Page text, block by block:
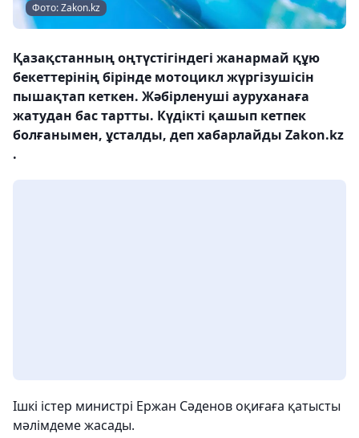
Фото: Zakon.kz
Қазақстанның оңтүстігіндегі жанармай құю
бекеттерінің бірінде мотоцикл жүргізушісін
пышақтап кеткен. Жәбірленуші ауруханаға
жатудан бас тартты. Күдікті қашып кетпек
болғанымен, ұсталды, деп хабарлайды Zakon.kz
.
Ішкі істер министрі Ержан Сәденов оқиғаға қатысты
мәлімдеме жасады.